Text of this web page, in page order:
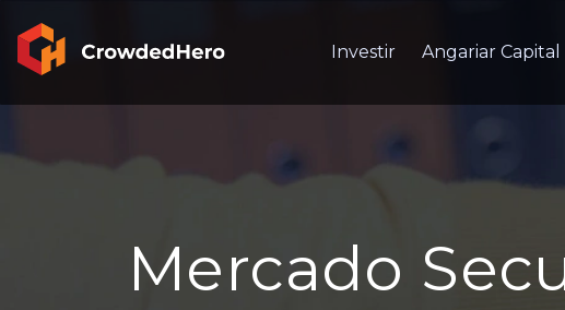
Investir Angariar Capital
Mercado